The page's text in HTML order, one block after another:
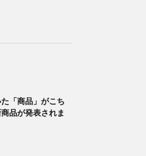
「商品」がこち
品が発表されま